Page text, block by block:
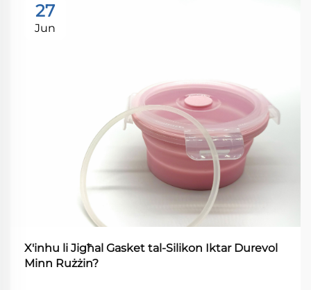
27
Jun
X'inhu li Jigħal Gasket tal-Silikon Iktar Durevol
Minn Rużżin?